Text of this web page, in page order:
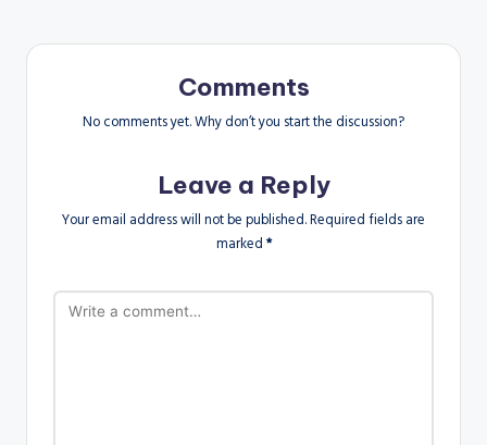
Comments
No comments yet. Why don’t you start the discussion?
Leave a Reply
Your email address will not be published.Required fields are
marked *